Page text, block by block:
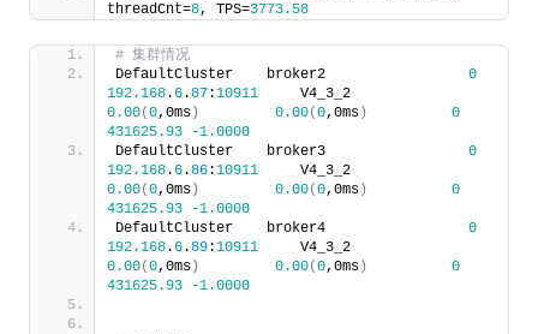
threadCnt=8, TPS=3773.58
# 集群情况
DefaultCluster    broker2 0
192.168. 6.87:10911
0.00(0,0ms ) 0.00(0,0ms )
0
431625.93
-1.0000
DefaultCluster    broker3 0
192.168. 6.86:10911
0.00(0,0ms ) 0.00(0,0ms )
0
431625.93
-1.0000
DefaultCluster    broker4 0
192.168. 6.89:10911
0.00(0,0ms ) 0.00(0,0ms )
0
431625.93
-1.0000